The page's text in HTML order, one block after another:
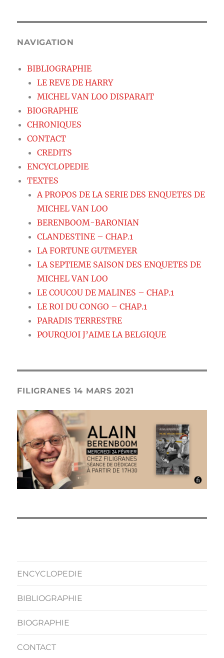
NAVIGATION
BIBLIOGRAPHIE
LE REVE DE HARRY
MICHEL VAN LOO DISPARAIT
BIOGRAPHIE
CHRONIQUES
CONTACT
CREDITS
ENCYCLOPEDIE
TEXTES
A PROPOS DE LA SERIE DES ENQUETES DE
MICHEL VAN LOO
BERENBOOM-BARONIAN
CLANDESTINE – CHAP.1
LA FORTUNE GUTMEYER
LA SEPTIEME SAISON DES ENQUETES DE
MICHEL VAN LOO
LE COUCOU DE MALINES – CHAP.1
LE ROI DU CONGO – CHAP.1
PARADIS TERRESTRE
POURQUOI J’AIME LA BELGIQUE
FILIGRANES 14 MARS 2021
ENCYCLOPEDIE
BIBLIOGRAPHIE
BIOGRAPHIE
CONTACT